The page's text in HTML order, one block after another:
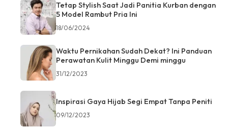
Tetap Stylish Saat Jadi Panitia Kurban dengan
5 Model Rambut Pria Ini
18/06/2024
Waktu Pernikahan Sudah Dekat? Ini Panduan
Perawatan Kulit Minggu Demi minggu
31/12/2023
Inspirasi Gaya Hijab Segi Empat Tanpa Peniti
09/12/2023